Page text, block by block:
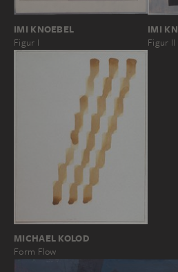
IMI KNOEBEL
Figur I
IMI
Figur II
MICHAEL KOLOD
Form Flow